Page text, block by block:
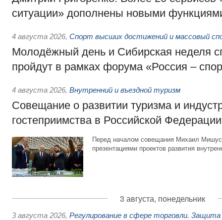
ситуации» дополнены новыми
4 августа 2026, Спорт высших достижений и массовый
Молодёжный день и Сибирская неделя
пройдут в рамках форума «Россия –
4 августа 2026, Внутренний и въездной туризм
Совещание о развитии туризма и
гостеприимства в Российской Федерации
Перед началом совещания Михаил
презентациями проектов развития
3 августа, понедельник
3 августа 2026, Регулирование в сфере торговли.